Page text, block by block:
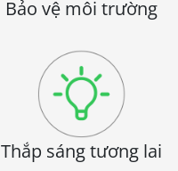
Bảo vệ môi trường
Thắp sáng tương lai